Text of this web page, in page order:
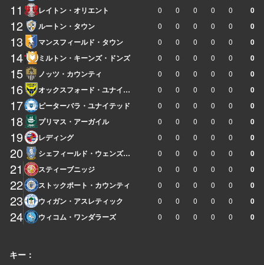
キー：
11 レイトン・オリエント 0 0 0 0 0 0
12 ルートン・タウン 0 0 0 0 0 0
13 マンスフィールド・タウン 0 0 0 0 0 0
14 ミルトン・キーンズ・ドンズ 0 0 0 0 0 0
15 ノッツ・カウンティ 0 0 0 0 0 0
16 オックスフォード・ユナイテッド 0 0 0 0 0 0
17 ピーターバラ・ユナイテッド 0 0 0 0 0 0
18 プリマス・アーガイル 0 0 0 0 0 0
19 レディング 0 0 0 0 0 0
20 シェフィールド・ウェンズデイ 0 0 0 0 0 0
21 スティーブニッジ 0 0 0 0 0 0
22 ストックポート・カウンティ 0 0 0 0 0 0
23 ウィガン・アスレティック 0 0 0 0 0 0
24 ウィコム・ワンダラーズ 0 0 0 0 0 0